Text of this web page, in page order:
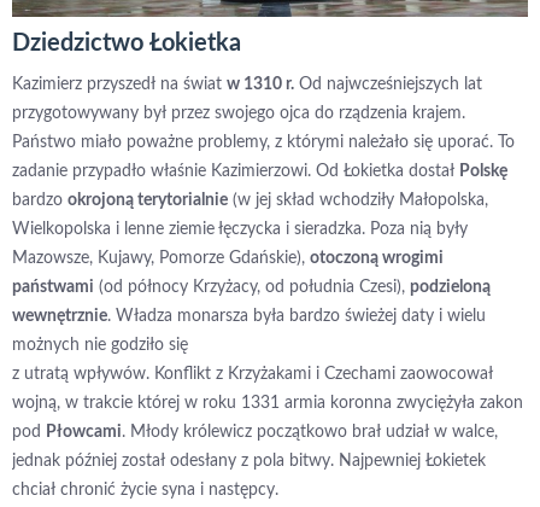
Dziedzictwo Łokietka
Kazimierz przyszedł na świat w 1310 r. Od najwcześniejszych lat
przygotowywany był przez swojego ojca do rządzenia krajem.
Państwo miało poważne problemy, z którymi należało się uporać. To
zadanie przypadło właśnie Kazimierzowi. Od Łokietka dostał Polskę
bardzo okrojoną terytorialnie (w jej skład wchodziły Małopolska,
Wielkopolska i lenne ziemie łęczycka i sieradzka. Poza nią były
Mazowsze, Kujawy, Pomorze Gdańskie), otoczoną wrogimi
państwami (od północy Krzyżacy, od południa Czesi), podzieloną
wewnętrznie. Władza monarsza była bardzo świeżej daty i wielu
możnych nie godziło się
z utratą wpływów. Konflikt z Krzyżakami i Czechami zaowocował
wojną, w trakcie której w roku 1331 armia koronna zwyciężyła zakon
pod
Płowcami. Młody królewicz początkowo brał udział w walce,
jednak później został odesłany z pola bitwy. Najpewniej Łokietek
chciał chronić życie syna i następcy.